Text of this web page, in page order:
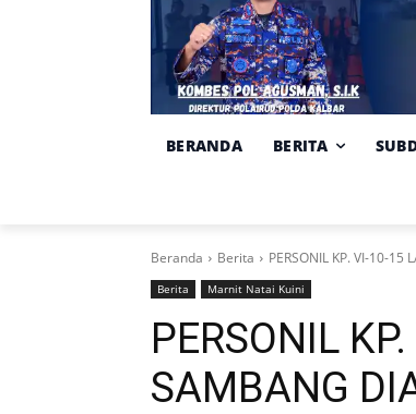
BERANDA BERITA
Beranda Berita PERSONIL KP. VI-10-15
Berita Marnit Natai Kuini
PERSONIL
SAMBANG